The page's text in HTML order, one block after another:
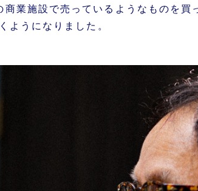
業施設で売っているようなものを買
ようになりました。